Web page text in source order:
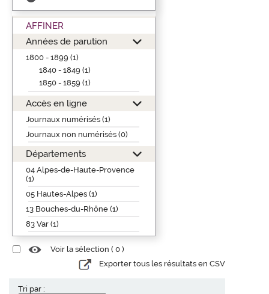
AFFINER
Années de parution
1800 - 1899 (1)
1840 - 1849 (1)
1850 - 1859 (1)
Accès en ligne
Journaux numérisés (1)
Journaux non numérisés (0)
Départements
04 Alpes-de-Haute-Provence
(1)
05 Hautes-Alpes (1)
13 Bouches-du-Rhône (1)
83 Var (1)
Voir la sélection ( 0 )
Exporter tous les résultats en CSV
Tri par :